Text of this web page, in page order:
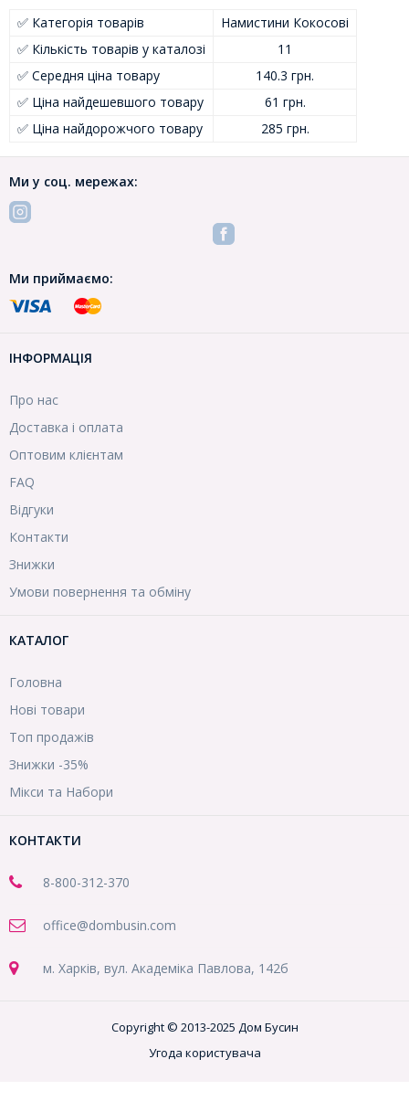
✅ Категорія товарів
Намистини Кокосові
✅ Кількість товарів у каталозі
11
✅ Середня ціна товару
140.3 грн.
✅ Ціна найдешевшого товару
61 грн.
✅ Ціна найдорожчого товару
285 грн.
Ми у соц. мережах:
Ми приймаємо:
ІНФОРМАЦІЯ
Про нас
Доставка і оплата
Оптовим клієнтам
FAQ
Відгуки
Контакти
Знижки
Умови повернення та обміну
КАТАЛОГ
Головна
Нові товари
Топ продажів
Знижки -35%
Мікси та Набори
КОНТАКТИ
8-800-312-370
office@dombusin.com
м. Харків, вул. Академіка Павлова, 142б
Copyright © 2013-2025 Дом Бусин
Угода користувача